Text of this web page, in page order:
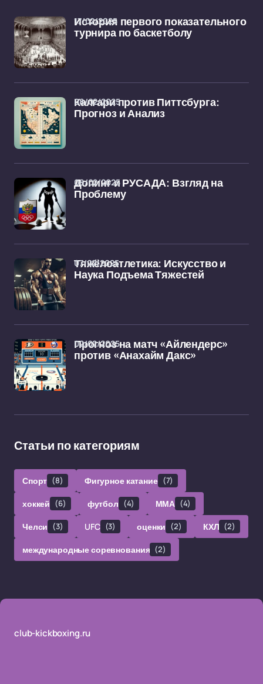
История первого показательного
турнира по баскетболу
17/02/2025
Калгари против Питтсбурга:
Прогноз и Анализ
08/02/2025
Допинг и РУСАДА: Взгляд на
Проблему
08/02/2025
Тяжёлоатлетика: Искусство и
Наука Подъема Тяжестей
07/02/2025
Прогноз на матч «Айлендерс»
против «Анахайм Дакс»
02/02/2025
Статьи по категориям
Спорт (8) Фигурное катание (7)
хоккей (6) футбол (4) ММА (4)
Челси (3) UFC (3) оценки (2) КХЛ (2)
международные соревнования (2)
club-kickboxing.ru